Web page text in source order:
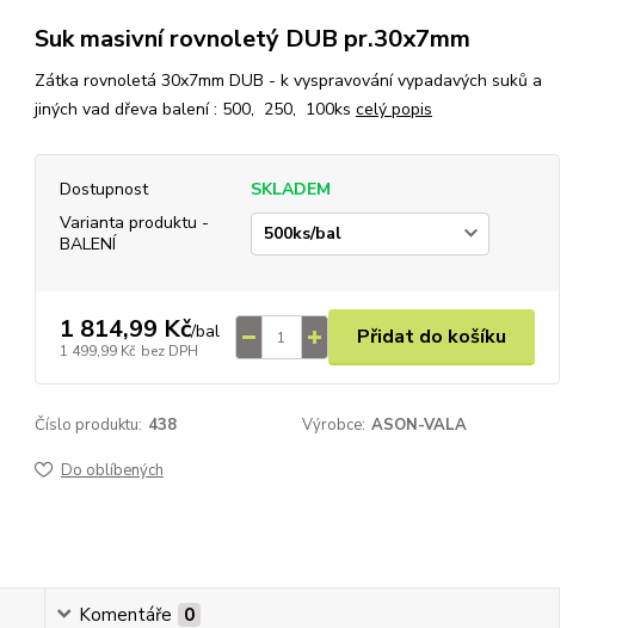
Suk masivní rovnoletý DUB pr.30x7mm
Zátka rovnoletá 30x7mm DUB - k vyspravování vypadavých suků a
jiných vad dřeva balení : 500, 250, 100ks celý popis
Dostupnost
SKLADEM
Varianta produktu -
BALENÍ
1 814,99 Kč/bal
1 499,99 Kč bez DPH
Přidat do košíku
Číslo produktu: 438 Výrobce: ASON-VALA
Do oblíbených
Komentáře 0